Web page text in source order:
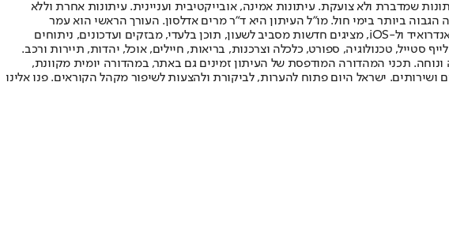
שמדברת ולא צועקת. עיתונות אמינה, אובייקטיבית ועניינית. עיתונות אחרת וללא
לעיתון הישראלי בעל שיעור החשיפה הגבוה ביותר בימי חול. מו"ל העיתון היא ד"ר מרים אדלסון. העורך הראשי הוא עמר
לחמנוביץ, והעורך המייסד הוא עמוס רגב. אתרי האינטרנט של "ישראל היום" בעברית ובאנגלית, כמו כן היישומונים (אפליקציות) לאנדרואיד ול-iOS, מציגים חדשות מסביב לשעון, תוכן בלעדי, מבזקים ועדכונים, ניתוחים
סטייל, טכנולוגיה, ספורט, כלכלה וצרכנות, בריאות, חיילים, אוכל, יהדות, תיירות ורכב.
ונוחה. תכני המהדורה המודפסת של העיתון זמינים גם באתר, במהדורה יומית מקוונת,
ישראל היום פתוח להערות, לביקורת ולהצעות לשיפור מקהל הקוראים. פנו אלינו